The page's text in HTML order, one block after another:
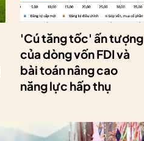
'Cú tăng tốc' ấn tượng
của dòng vốn FDI và
bài toán nâng cao
năng lực hấp thụ